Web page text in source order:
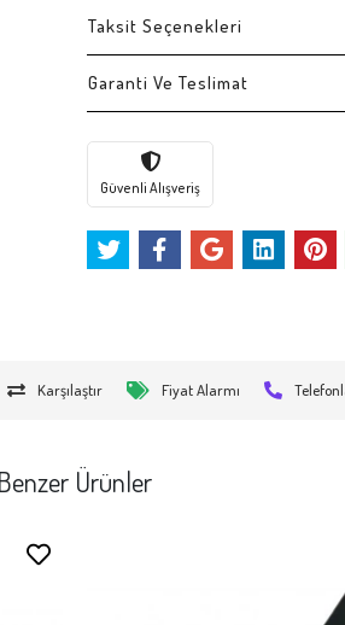
Taksit Seçenekleri
Garanti Ve Teslimat
Güvenli Alışveriş
Karşılaştır Fiyat Alarmı
Benzer Ürünler